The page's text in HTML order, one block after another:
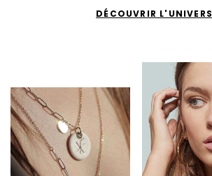
DÉCOUVRIR L'UNIVERS